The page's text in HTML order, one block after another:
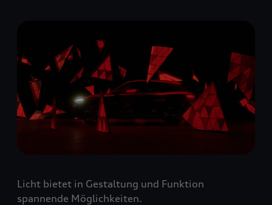
Licht bietet in Gestaltung und Funktion
spannende Möglichkeiten.